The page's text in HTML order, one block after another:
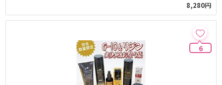
8,280円
6